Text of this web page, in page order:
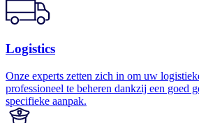
Logistics
Onze experts zetten zich in om uw
professioneel te beheren dankzij een goed
specifieke aanpak.